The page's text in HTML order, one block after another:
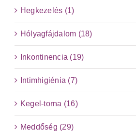
Hegkezelés (1)
Hólyagfájdalom (18)
Inkontinencia (19)
Intimhigiénia (7)
Kegel-torna (16)
Meddőség (29)